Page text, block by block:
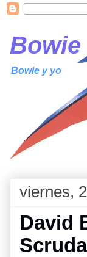
Bowie
Bowie y yo
viernes,
David